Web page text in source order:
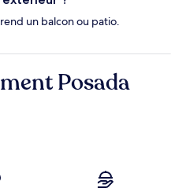
un balcon ou patio.
Posada